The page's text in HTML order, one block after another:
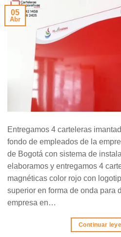
05
Abr
Entregamos 4 carteleras
fondo de empleados de la
de Bogotá con sistema de
elaboramos y entregamos 4
magnéticas color rojo con
superior en forma de onda para
empresa en…
Continuar